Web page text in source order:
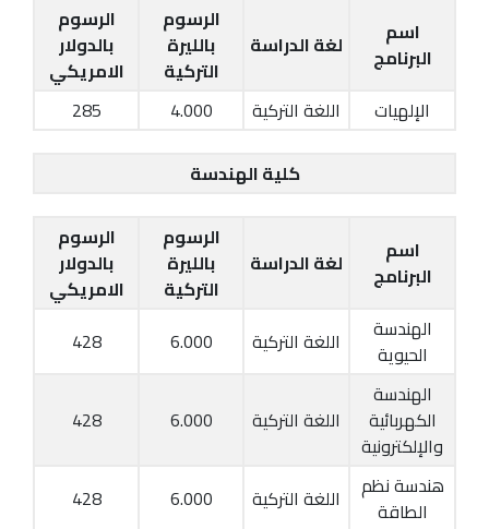
اسم
البرنامج
لغة الدراسة
الرسوم
بالليرة
التركية
الرسوم
بالدولار
الامريكي
الإلهيات
اللغة التركية 4.000
285
كلية الهندسة
اسم
البرنامج
لغة الدراسة
الرسوم
بالليرة
التركية
الرسوم
بالدولار
الامريكي
الهندسة
الحيوية
اللغة التركية 6.000
428
الهندسة
الكهربائية
والإلكترونية
اللغة التركية 6.000
428
هندسة نظم
الطاقة
اللغة التركية 6.000
428